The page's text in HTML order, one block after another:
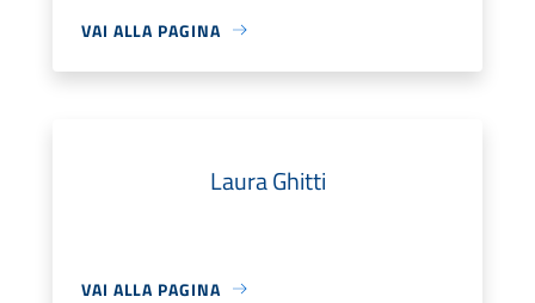
VAI ALLA PAGINA
Laura Ghitti
VAI ALLA PAGINA